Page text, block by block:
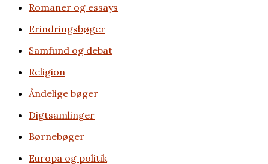
Romaner og essays
Erindrings­bøger
Samfund og debat
Religion
Åndelige bøger
Digt­­samlinger
Børne­bøger
Europa og politik